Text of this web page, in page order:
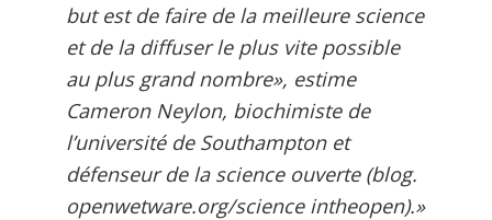
but est de faire de la meilleure science
et de la diffuser le plus vite possible
au plus grand nombre», estime
Cameron Neylon, biochimiste de
l’université de Southampton et
défenseur de la science ouverte (blog.
openwetware.org/science intheopen).»